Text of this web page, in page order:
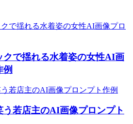
クで揺れる水着姿の女性AI画
例
う若店主のAI画像プロンプト